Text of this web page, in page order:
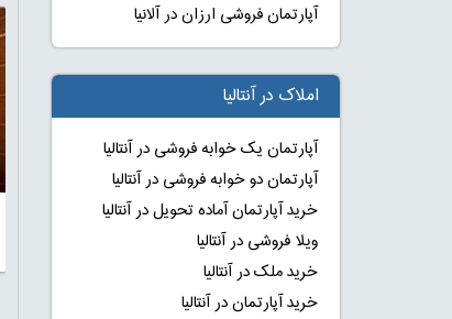
آپارتمان فروشی ارزان در آلانیا
املاک در آنتالیا
آپارتمان یک خوابه فروشی در آنتالیا
آپارتمان دو خوابه فروشی در آنتالیا
خرید آپارتمان آماده تحویل در آنتالیا
ویلا فروشی در آنتالیا
خرید ملک در آنتالیا
خرید آپارتمان در آنتالیا